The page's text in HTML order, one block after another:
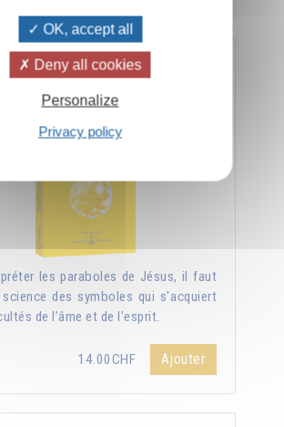
lumière sur les Évangiles
les paraboles de Jésus, il faut
des symboles qui s'acquiert
de l’âme et de l'esprit.
14.00CHF Ajouter
OK, accept all
Deny all cookies
Personalize
Privacy policy